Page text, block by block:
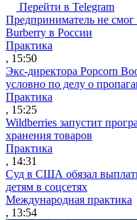
Перейти в Telegram
Предприниматель не смог
Burberry в России
Практика
, 15:50
Экс-директора Popcorn
условно по делу о
Практика
, 15:25
Wildberries запустит
хранения товаров
Практика
, 14:31
Суд в США обязал
детям в соцсетях
Международная практика
, 13:54